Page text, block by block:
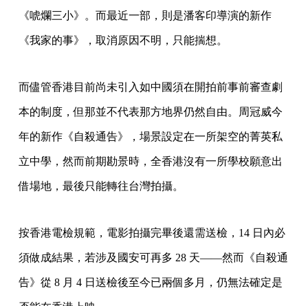
《唬爛三小》。而最近一部，則是潘客印導演的新作
《我家的事》，取消原因不明，只能揣想。
而儘管香港目前尚未引入如中國須在開拍前事前審查劇
本的制度，但那並不代表那方地界仍然自由。周冠威今
年的新作《自殺通告》，場景設定在一所架空的菁英私
立中學，然而前期勘景時，全香港沒有一所學校願意出
借場地，最後只能轉往台灣拍攝。
按香港電檢規範，電影拍攝完畢後還需送檢，14 日內必
須做成結果，若涉及國安可再多 28 天——然而《自殺通
告》從 8 月 4 日送檢後至今已兩個多月，仍無法確定是